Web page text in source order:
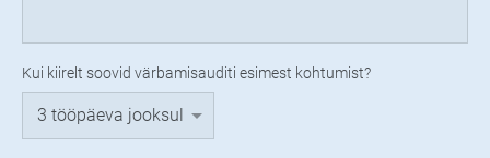
Kui kiirelt soovid värbamisauditi esimest kohtumist?